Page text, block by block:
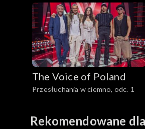
The Voice of Poland
Przesłuchania w ciemno, odc. 1
Rekomendowane